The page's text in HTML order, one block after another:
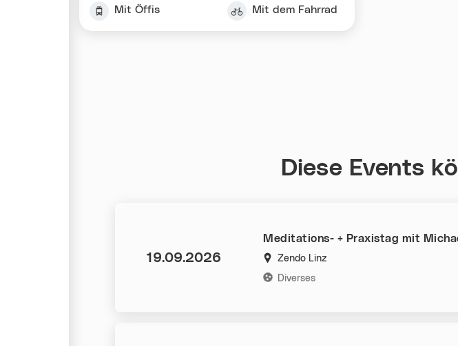
Mit Öffis Mit dem Fahrrad
Diese Events
Meditations- + Praxistag mit
Zendo Linz
Kategorien:
Diverses
Datum:
19.09.2026